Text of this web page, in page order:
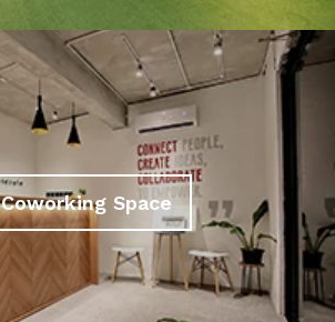
Coworking Space